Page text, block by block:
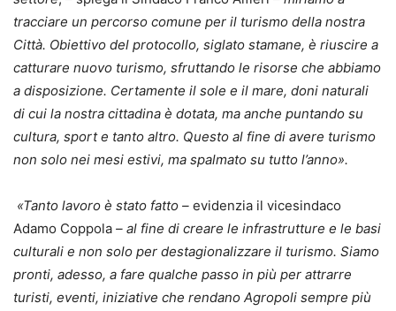
tracciare un percorso comune per il turismo della nostra
Città. Obiettivo del protocollo, siglato stamane, è riuscire a
catturare nuovo turismo, sfruttando le risorse che abbiamo
a disposizione. Certamente il sole e il mare, doni naturali
di cui la nostra cittadina è dotata, ma anche puntando su
cultura, sport e tanto altro. Questo al fine di avere turismo
non solo nei mesi estivi, ma spalmato su tutto l’anno».
«Tanto lavoro è stato fatto – evidenzia il vicesindaco
Adamo Coppola – al fine di creare le infrastrutture e le basi
culturali e non solo per destagionalizzare il turismo. Siamo
pronti, adesso, a fare qualche passo in più per attrarre
turisti, eventi, iniziative che rendano Agropoli sempre più